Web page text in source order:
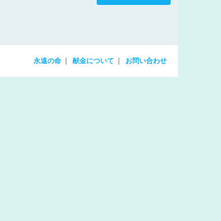
永遠の命 献金について お問い合わせ